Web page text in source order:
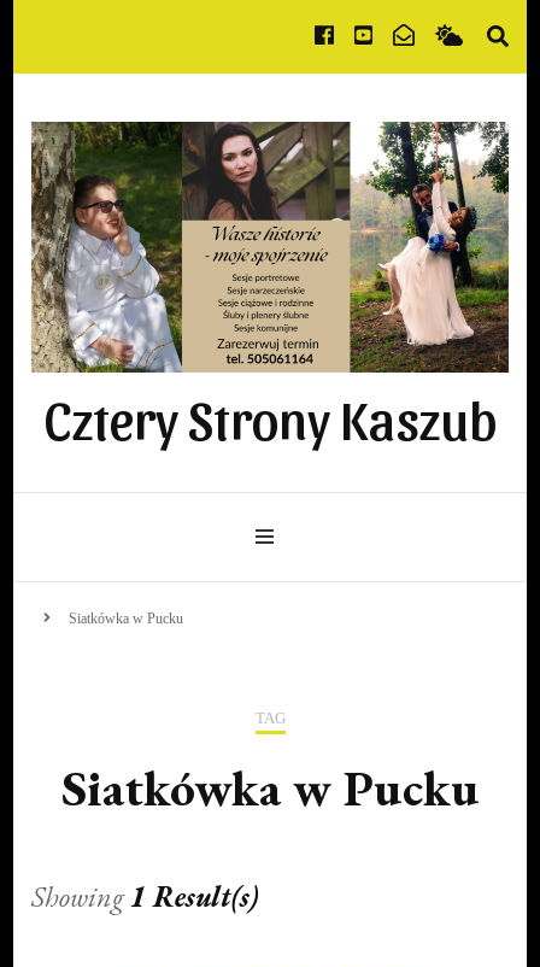
Cztery Strony Kaszub
Siatkówka w Pucku
TAG
Siatkówka w Pucku
Showing1 Result(s)